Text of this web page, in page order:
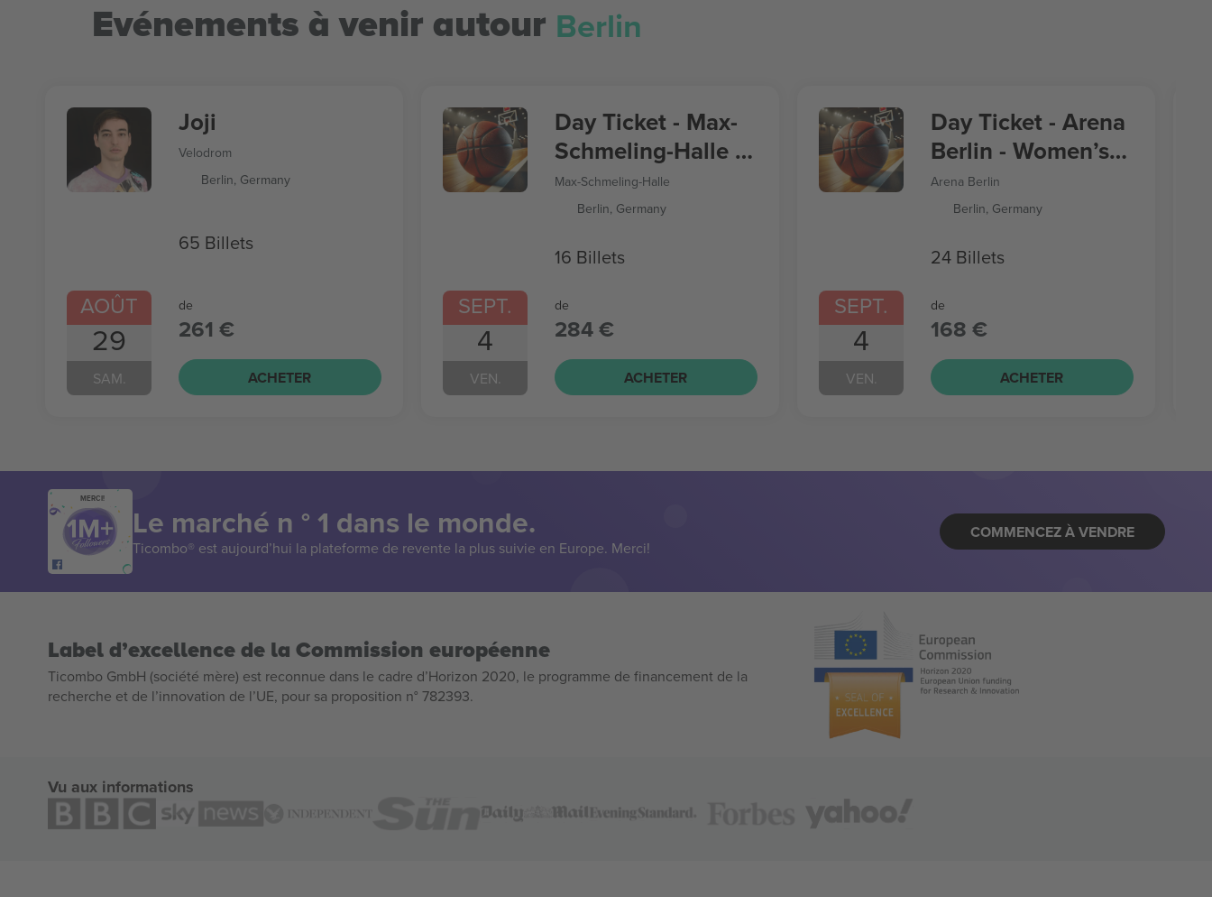
Evénements à venir autour Berlin
AOÛT
29
SAM.
Joji
Velodrom
Berlin, Germany
65 Billets
de
261 €
ACHETER
SEPT.
4
VEN.
Day Ticket - Max-
Schmeling-Halle -
Women’s
Basketball World
Max-Schmeling-Halle
Berlin, Germany
16 Billets
de
284 €
ACHETER
SEPT.
4
VEN.
Day Ticket - Arena
Berlin - Women’s
Basketball World
Cup
Arena Berlin
Berlin, Germany
24 Billets
de
168 €
ACHETER
MERCI!
Le marché n ° 1 dans le monde.
Ticombo® est aujourd’hui la plateforme de revente la plus suivie en Europe. Merci!
COMMENCEZ À VENDRE
Label d’excellence de la Commission européenne
Ticombo GmbH (société mère) est reconnue dans le cadre d’Horizon 2020, le programme de financement de la
recherche et de l’innovation de l’UE, pour sa proposition n° 782393.
Vu aux informations